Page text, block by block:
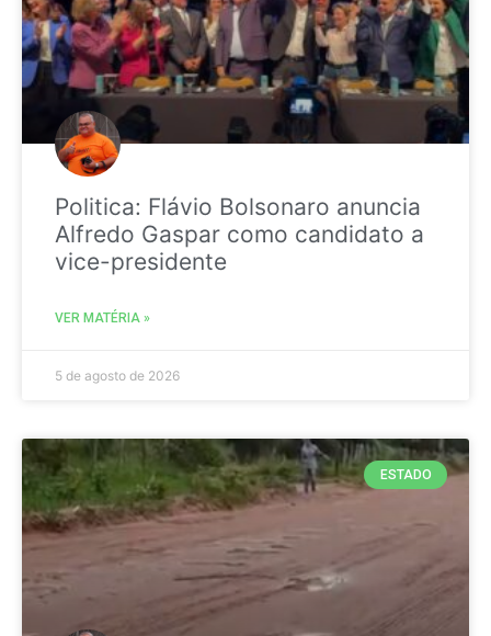
Politica: Flávio Bolsonaro anuncia
Alfredo Gaspar como candidato a
vice-presidente
VER MATÉRIA »
5 de agosto de 2026
ESTADO